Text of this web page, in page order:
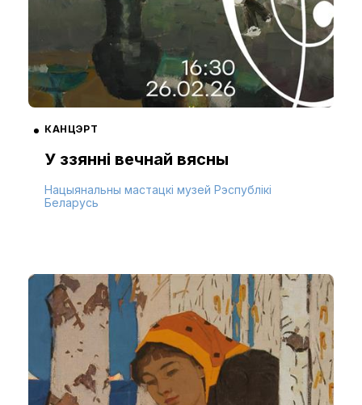
КАНЦЭРТ
У ззянні вечнай вясны
Нацыянальны мастацкі музей Рэспублікі
Беларусь